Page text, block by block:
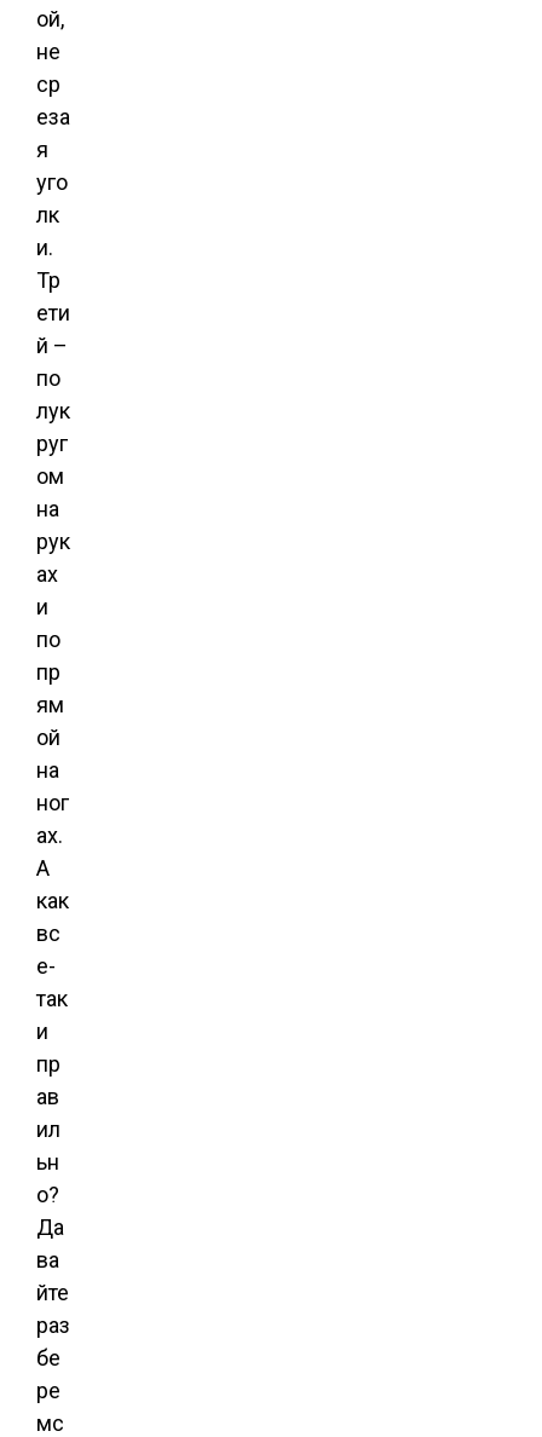
ой,
не
ср
еза
я
уго
лк
и.
Тр
ети
й –
по
лук
руг
ом
на
рук
ах
и
по
пр
ям
ой
на
ног
ах.
А
как
вс
е-
так
и
пр
ав
ил
ьн
о?
Да
ва
йте
раз
бе
ре
мс